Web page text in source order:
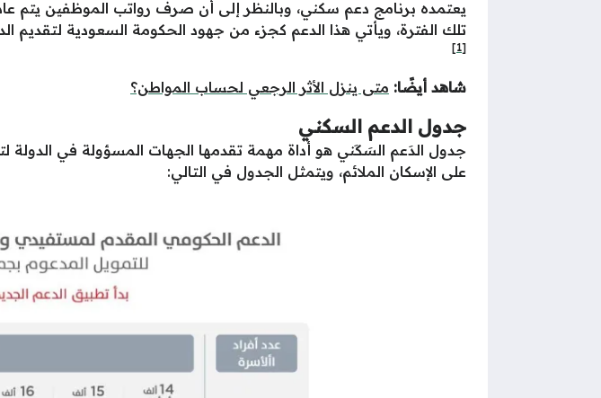
يعتمده برنامج دعم سكني، وبالنظر إلى أن صرف رواتب الموظفين يتم
تلك الفترة، ويأتي هذا الدعم كجزء من جهود الحكومة السعودية لتقديم
[1]
شاهد أيضًا: متى ينزل الأثر الرجعي لحساب المواطن؟
جدول الدعم السكني
جدول الدَعم السَكَني هو أداة مهمة تقدمها الجهات المسؤولة في
على الإسكان الملائم، ويتمثل الجدول في التالي: